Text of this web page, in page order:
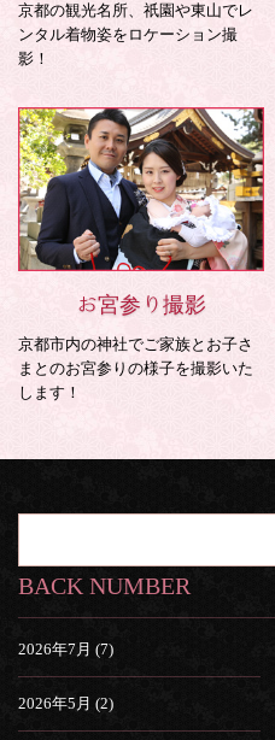
京都の観光名所、祇園や東山でレ
ンタル着物姿をロケーション撮
影！
お宮参り撮影
京都市内の神社でご家族とお子さ
まとのお宮参りの様子を撮影いた
します！
BACK NUMBER
2026年7月 (7)
2026年5月 (2)